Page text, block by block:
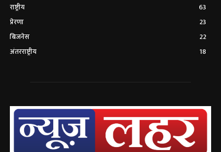
राष्ट्रीय
63
प्रेरणा
23
बिजनेस
22
अंतरराष्ट्रीय
18